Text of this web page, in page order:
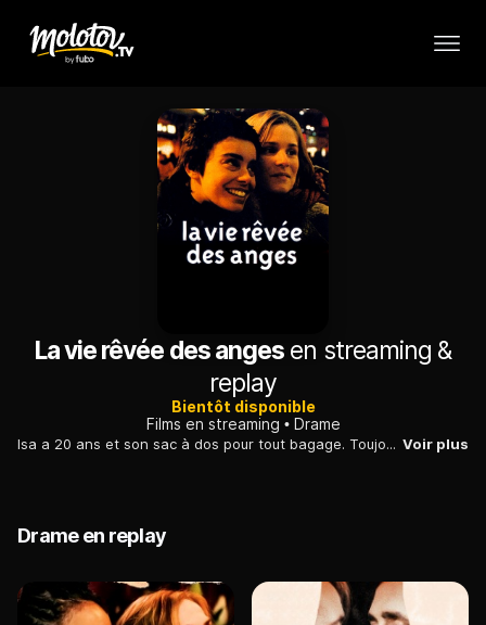
La vie rêvée des anges en streaming &
replay
Bientôt disponible
Films en streaming
Drame
Isa a 20 ans et son sac à dos pour tout bagage. Toujours à la recherche de petits jobs, elle arrive à Lille, où elle fait la connaissance de Marie, qui a son âge. Mais si Isa est empreinte d'une philosophie de la galère plutôt positive, Marie est une fille qui porte en elle une révolte permanente... Voir plus
Drame en replay